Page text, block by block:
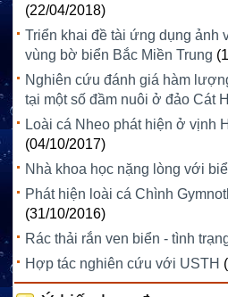
(22/04/2018)
Triển khai đề tài ứng dụng ảnh
vùng bờ biển Bắc Miền Trung
Nghiên cứu đánh giá hàm
tại một số đầm nuôi ở đảo Cát
Loài cá Nheo phát hiện ở vịnh
(04/10/2017)
Nhà khoa học nặng lòng với
Phát hiện loài cá Chình
(31/10/2016)
Rác thải rắn ven biển - tình
Hợp tác nghiên cứu với USTH